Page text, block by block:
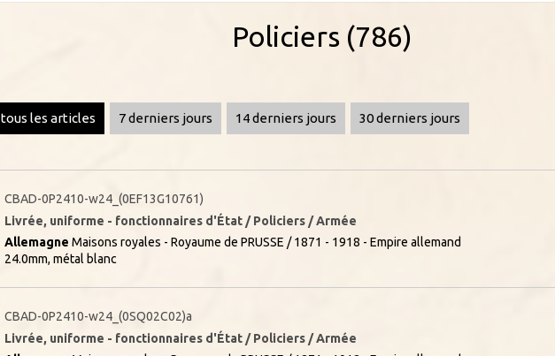
Policiers (786)
tous les articles 7 derniers jours 14 derniers jours 30 derniers jours
CBAD-0P2410-w24_(0EF13G10761)
Livrée, uniforme - fonctionnaires d'État / Policiers / Armée
Allemagne Maisons royales - Royaume de PRUSSE / 1871 - 1918 - Empire allemand
24.0mm, métal blanc
CBAD-0P2410-w24_(0SQ02C02)a
Livrée, uniforme - fonctionnaires d'État / Policiers / Armée